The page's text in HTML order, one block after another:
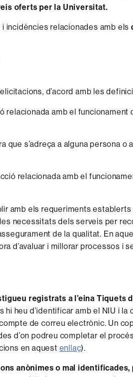
oferts per la Universitat.
incidències relacionades amb els
d’acord amb les
relacionada amb el funcionament
que s’adreça a alguna persona o
relacionada amb el
amb els requeriments
necessitats dels serveis per
de la qualitat. En
d’avaluar i millorar processos i
registrats a l’eina Tiquets
heu d’identificar amb el NIU i la
de correu electrònic. Un
d’on podreu completar el
en aquest enllaç).
anònimes o mal